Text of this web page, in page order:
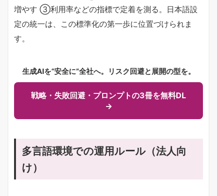
増やす ③利用率などの指標で定着を測る。日本語設
定の統一は、この標準化の第一歩に位置づけられま
す。
生成AIを“安全に”全社へ。リスク回避と展開の型を。
戦略・失敗回避・プロンプトの3冊を無料DL
→
多言語環境での運用ルール（法人向
け）